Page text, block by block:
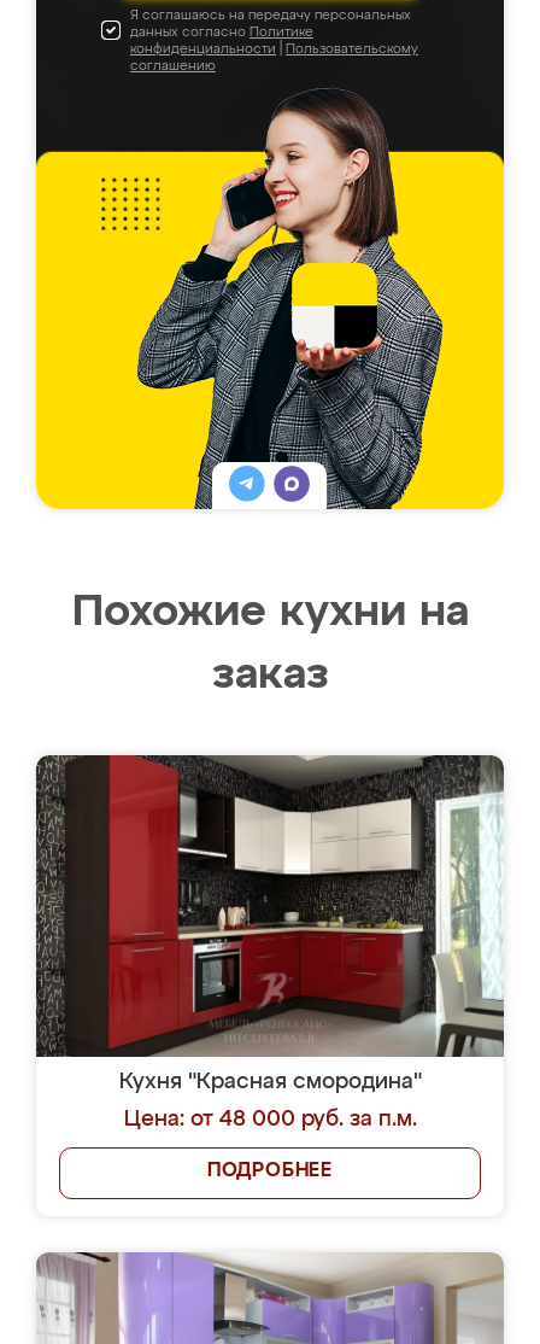
Я соглашаюсь на передачу персональных
данных согласно Политике
конфиденциальности
Пользовательскому
соглашению
Похожие кухни на
заказ
Кухня "Красная смородина"
Цена: от 48 000 руб. за п.м.
ПОДРОБНЕЕ